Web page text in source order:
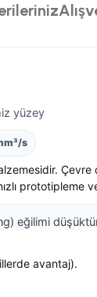
yüzey
s
eğilimi
avantaj).